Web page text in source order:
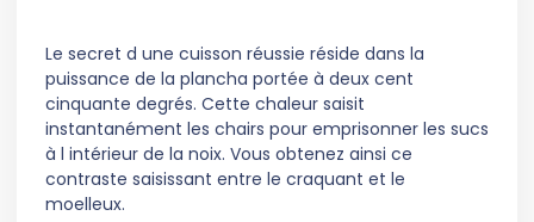
Le secret d une cuisson réussie réside dans la
puissance de la plancha portée à deux cent
cinquante degrés. Cette chaleur saisit
instantanément les chairs pour emprisonner les sucs
à l intérieur de la noix. Vous obtenez ainsi ce
contraste saisissant entre le craquant et le
moelleux.